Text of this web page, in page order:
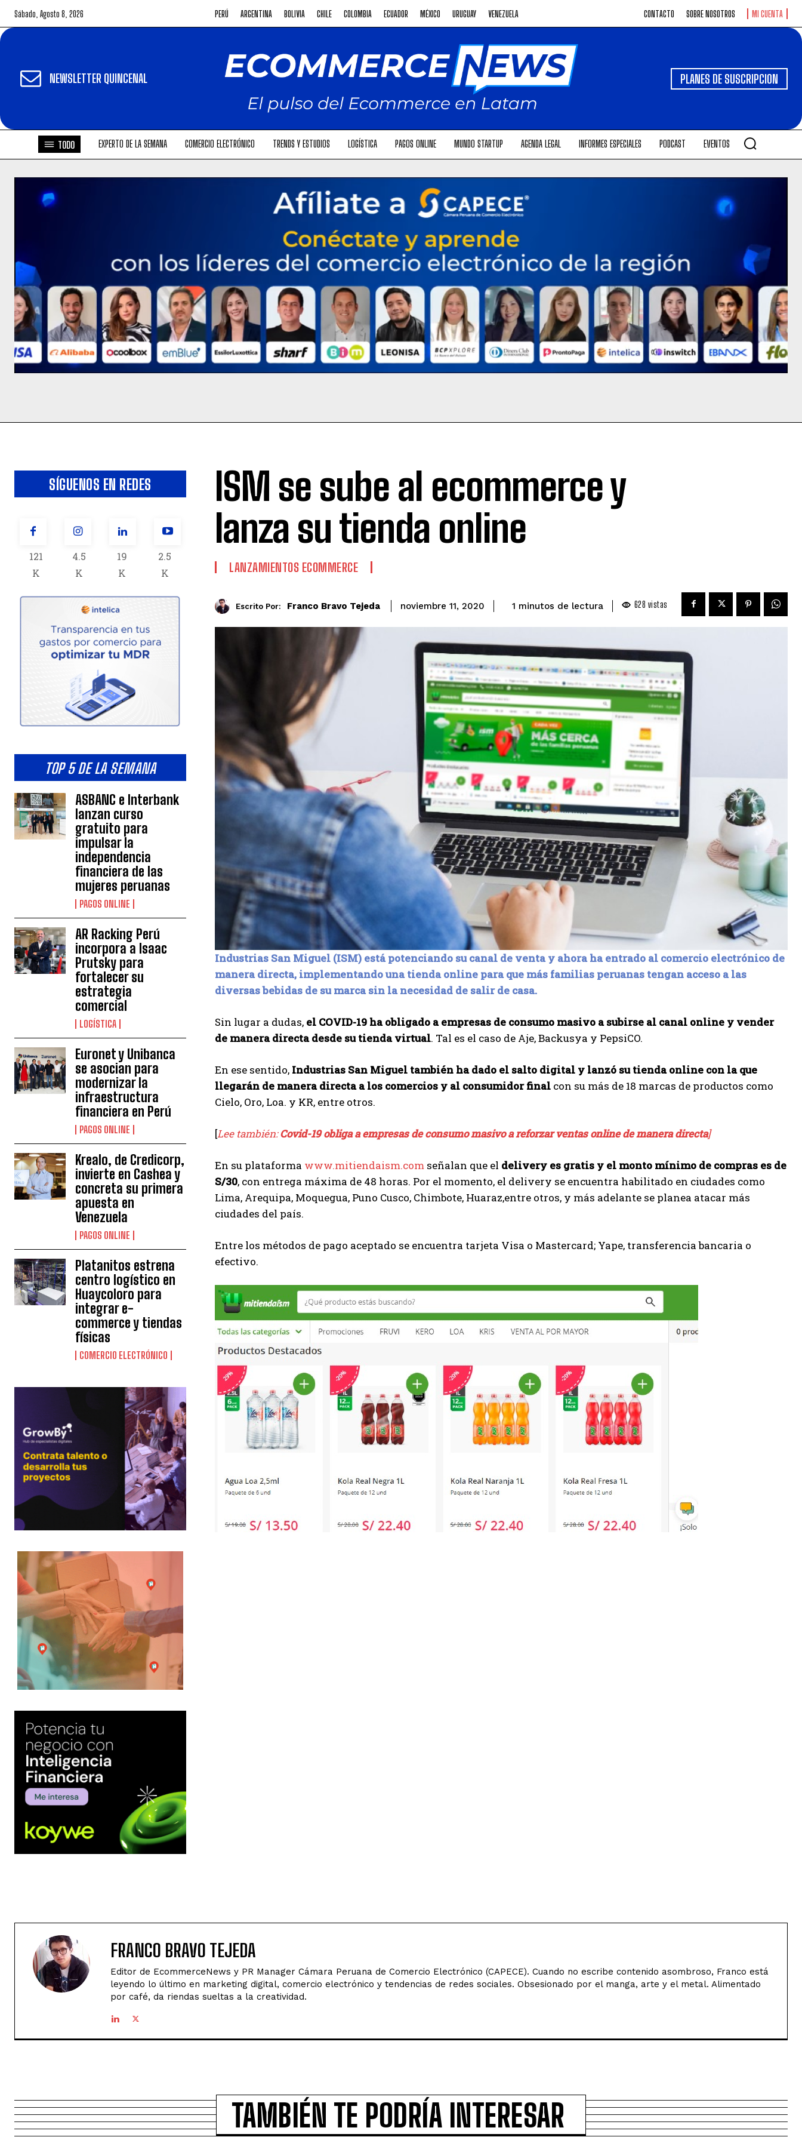
Sábado, Agosto 8, 2026 PERÚ ARGENTINA BOLIVIA CHILE COLOMBIA ECUADOR MÉXICO URUGUAY VENEZUELA CONTACTO SOBRE NOSOTROS MI CUENTA
NEWSLETTER QUINCENAL PLANES DE SUSCRIPCION
TODO EXPERTO DE LA SEMANA COMERCIO ELECTRÓNICO TRENDS Y ESTUDIOS LOGÍSTICA PAGOS ONLINE MUNDO STARTUP AGENDA LEGAL INFORMES ESPECIALES PODCAST EVENTOS
SÍGUENOS EN REDES
121
K
4.5
K
19
K
2.5
K
TOP 5 DE LA SEMANA
ASBANC e Interbank
lanzan curso
gratuito para
impulsar la
independencia
financiera de las
mujeres peruanas
PAGOS ONLINE
AR Racking Perú
incorpora a Isaac
Prutsky para
fortalecer su
estrategia
comercial
LOGÍSTICA
Euronet y Unibanca
se asocian para
modernizar la
infraestructura
financiera en Perú
PAGOS ONLINE
Krealo, de Credicorp,
invierte en Cashea y
concreta su primera
apuesta en
Venezuela
PAGOS ONLINE
Platanitos estrena
centro logístico en
Huaycoloro para
integrar e-
commerce y tiendas
físicas
COMERCIO ELECTRÓNICO
ISM se sube al ecommerce y
lanza su tienda online
LANZAMIENTOS ECOMMERCE
Escrito Por: Franco Bravo Tejeda noviembre 11, 2020 1 minutos de lectura 628 vistas
Industrias San Miguel (ISM) está potenciando su canal de venta y ahora ha entrado al comercio electrónico de
manera directa, implementando una tienda online para que más familias peruanas tengan acceso a las
diversas bebidas de su marca sin la necesidad de salir de casa.
Sin lugar a dudas, el COVID-19 ha obligado a empresas de consumo masivo a subirse al canal online y vender
de manera directa desde su tienda virtual. Tal es el caso de Aje, Backusya y PepsiCO.
En ese sentido, Industrias San Miguel también ha dado el salto digital y lanzó su tienda online con la que
llegarán de manera directa a los comercios y al consumidor final con su más de 18 marcas de productos como
Cielo, Oro, Loa. y KR, entre otros.
[Lee también:Covid-19 obliga a empresas de consumo masivo a reforzar ventas online de manera directa]
En su plataforma www.mitiendaism.com señalan que el delivery es gratis y el monto mínimo de compras es de
S/30, con entrega máxima de 48 horas. Por el momento, el delivery se encuentra habilitado en ciudades como
Lima, Arequipa, Moquegua, Puno Cusco, Chimbote, Huaraz,entre otros, y más adelante se planea atacar más
ciudades del país.
Entre los métodos de pago aceptado se encuentra tarjeta Visa o Mastercard; Yape, transferencia bancaria o
efectivo.
FRANCO BRAVO TEJEDA
Editor de EcommerceNews y PR Manager Cámara Peruana de Comercio Electrónico (CAPECE). Cuando no escribe contenido asombroso, Franco está
leyendo lo último en marketing digital, comercio electrónico y tendencias de redes sociales. Obsesionado por el manga, arte y el metal. Alimentado
por café, da riendas sueltas a la creatividad.
TAMBIÉN TE PODRÍA INTERESAR